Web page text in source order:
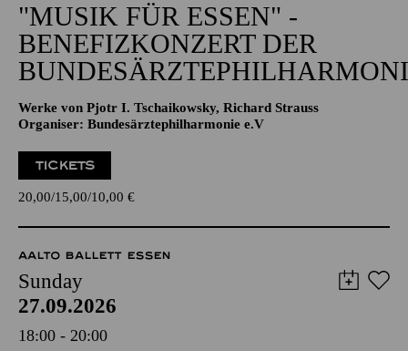
"MUSIK FÜR ESSEN" -
BENEFIZKONZERT DER
Werke von Pjotr I. Tschaikowsky, Richard Strauss
Organiser: Bundesärztephilharmonie e.V
TICKETS
20,00 15,00 10,00 €
AALTO BALLETT ESSEN
Sunday
27.09.2026
18:00 - 20:00